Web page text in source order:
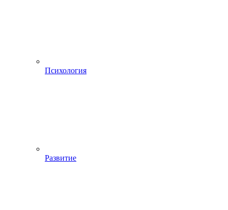
Психология
Развитие